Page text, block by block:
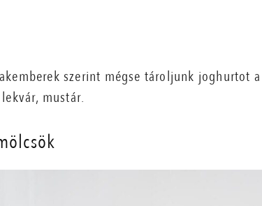
szerint mégse tároljunk joghurtot
mustár.